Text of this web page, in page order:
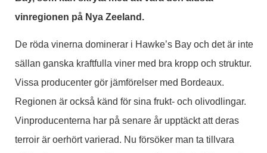
vinregionen på Nya Zeeland.
De röda vinerna dominerar i Hawke’s Bay och det är inte
sällan ganska kraftfulla viner med bra kropp och struktur.
Vissa producenter gör jämförelser med Bordeaux.
Regionen är också känd för sina frukt- och olivodlingar.
Vinproducenterna har på senare år upptäckt att deras
terroir är oerhört varierad. Nu försöker man ta tillvara